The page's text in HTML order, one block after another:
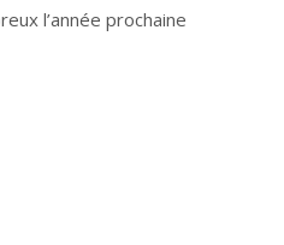
l’année prochaine